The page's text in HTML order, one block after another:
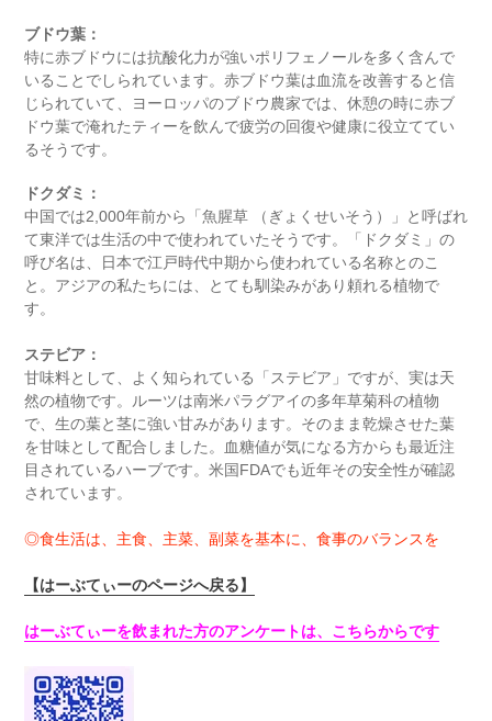
ブドウ葉：
特に赤ブドウには抗酸化力が強いポリフェノールを多く含んで
いることでしられています。赤ブドウ葉は血流を改善すると信
じられていて、ヨーロッパのブドウ農家では、休憩の時に赤ブ
ドウ葉で淹れたティーを飲んで疲労の回復や健康に役立ててい
るそうです。
ドクダミ：
中国では2,000年前から「魚腥草 （ぎょくせいそう）」と呼ばれ
て東洋では生活の中で使われていたそうです。「ドクダミ」の
呼び名は、日本で江戸時代中期から使われている名称とのこ
と。アジアの私たちには、とても馴染みがあり頼れる植物で
す。
ステビア：
甘味料として、よく知られている「ステビア」ですが、実は天
然の植物です。ルーツは南米パラグアイの多年草菊科の植物
で、生の葉と茎に強い甘みがあります。そのまま乾燥させた葉
を甘味として配合しました。血糖値が気になる方からも最近注
目されているハーブです。米国FDAでも近年その安全性が確認
されています。
◎食生活は、主食、主菜、副菜を基本に、食事のバランスを
【はーぶてぃーのページへ戻る】
はーぶてぃーを飲まれた方のアンケートは、こちらからです